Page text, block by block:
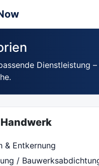
Dienstleistung
Handwerk
& Entkernung
/